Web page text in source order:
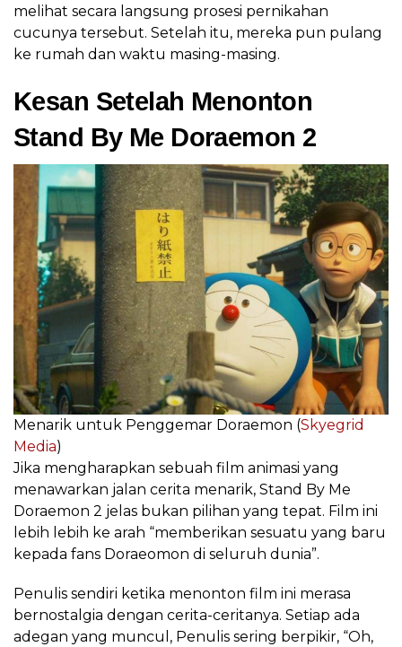
melihat secara langsung prosesi pernikahan
cucunya tersebut. Setelah itu, mereka pun pulang
ke rumah dan waktu masing-masing.
Kesan Setelah Menonton
Stand By Me Doraemon 2
Menarik untuk Penggemar Doraemon (Skyegrid
Media)
Jika mengharapkan sebuah film animasi yang
menawarkan jalan cerita menarik, Stand By Me
Doraemon 2 jelas bukan pilihan yang tepat. Film ini
lebih lebih ke arah “memberikan sesuatu yang baru
kepada fans Doraeomon di seluruh dunia”.
Penulis sendiri ketika menonton film ini merasa
bernostalgia dengan cerita-ceritanya. Setiap ada
adegan yang muncul, Penulis sering berpikir, “Oh,